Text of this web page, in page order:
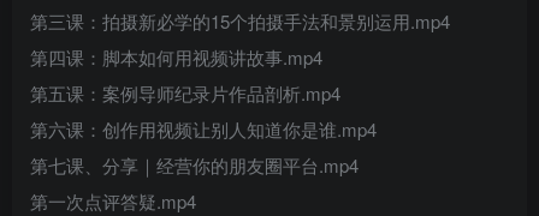
第三课：拍摄新必学的15个拍摄手法和景别运用.mp4
第四课：脚本如何用视频讲故事.mp4
第五课：案例导师纪录片作品剖析.mp4
第六课：创作用视频让别人知道你是谁.mp4
第七课、分享｜经营你的朋友圈平台.mp4
第一次点评答疑.mp4